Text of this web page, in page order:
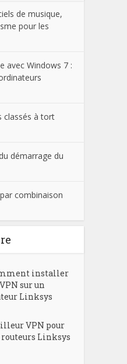
de musique,
pour les
avec Windows 7 :
classés à tort
démarrage du
combinaison
installer
sur un
Linksys
VPN pour
routeurs Linksys